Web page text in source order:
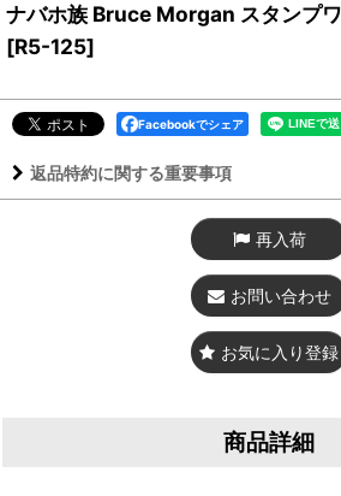
ナバホ族 Bruce Morgan スタンプ
[R5-125]
Facebookでシェア
返品特約に関する重要事項
再入荷
お問い合わせ
お気に入り登録
商品詳細